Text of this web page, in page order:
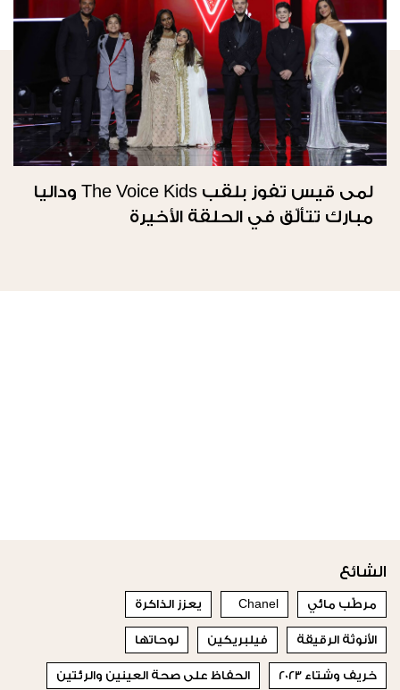
لمى قيس تفوز بلقب The Voice Kids وداليا
مبارك تتألّق في الحلقة الأخيرة
الشائع
مرطّب مائي Chanel يعزز الذاكرة
الأنوثة الرقيقة فيلبريكين لوحاتها
خريف وشتاء 2023 الحفاظ على صحة العينين والرئتين